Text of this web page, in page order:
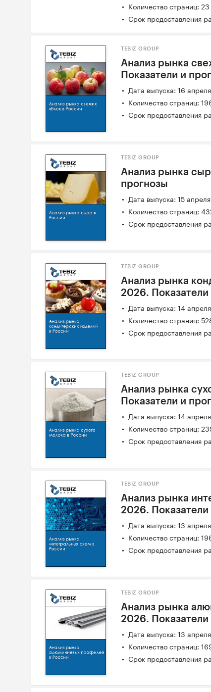
Количество страниц: 23
Срок предоставления
TEBIZ GROUP
Анализ рынка
Показатели и
Дата выпуска: 16
Количество страниц:
Срок предоставления
TEBIZ GROUP
Анализ рынка
прогнозы
Дата выпуска: 15
Количество страниц:
Срок предоставления
TEBIZ GROUP
Анализ рынка
2026. Показатели
Дата выпуска: 14
Количество страниц:
Срок предоставления
TEBIZ GROUP
Анализ рынка
Показатели и
Дата выпуска: 14
Количество страниц:
Срок предоставления
TEBIZ GROUP
Анализ рынка
2026. Показатели
Дата выпуска: 13
Количество страниц:
Срок предоставления
TEBIZ GROUP
Анализ рынка
2026. Показатели
Дата выпуска: 13
Количество страниц:
Срок предоставления